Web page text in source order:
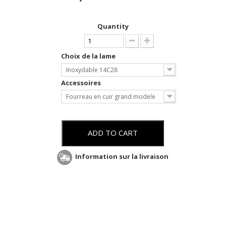
Quantity
Choix de la lame
Inoxydable 14C28
Accessoires
Fourreau en cuir grand modele
ADD TO CART
Information sur la livraison